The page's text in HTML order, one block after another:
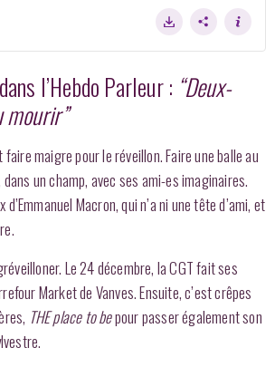
l’Hebdo Parleur : “Deux-
mourir”
maigre pour le réveillon. Faire une balle au
un champ, avec ses ami-es imaginaires.
Macron, qui n’a ni une tête d’ami, et
Le 24 décembre, la CGT fait ses
Market de Vanves.Ensuite, c’est crêpes
THE place to bepour passer également son